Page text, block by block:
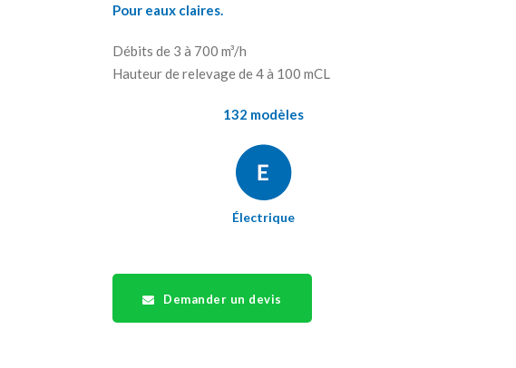
Pour eaux claires.
Débits de 3 à 700 m³/h
Hauteur de relevage de 4 à 100 mCL
132 modèles
Électrique
Demander un devis